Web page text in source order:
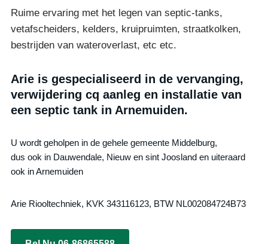
Ruime ervaring met het legen van septic-tanks,
vetafscheiders, kelders, kruipruimten, straatkolken,
bestrijden van wateroverlast, etc etc.
Arie is gespecialiseerd in de vervanging,
verwijdering cq aanleg en installatie van
een septic tank in Arnemuiden.
U wordt geholpen in de gehele gemeente Middelburg,
dus ook in Dauwendale, Nieuw en sint Joosland en uiteraard
ook in Arnemuiden
Arie Riooltechniek, KVK 343116123, BTW NL002084724B73